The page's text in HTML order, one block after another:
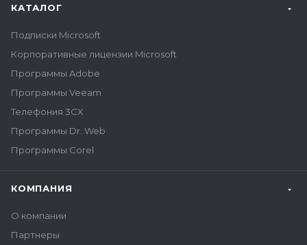
КАТАЛОГ
Подписки Microsoft
Корпоративные лицензии Microsoft
Программы Adobe
Программы Veeam
Телефония 3CX
Программы Dr. Web
Программы Corel
КОМПАНИЯ
О компании
Партнеры